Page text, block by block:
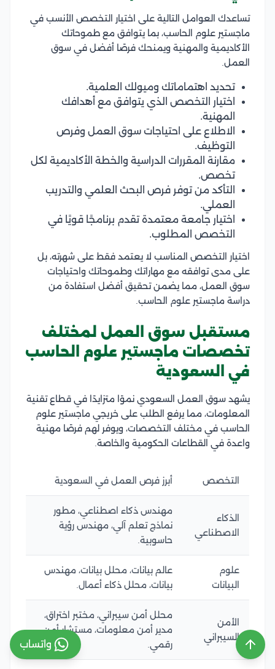
تساعدك العوامل التالية على اختيار التخصص الأنسب في
ماجستير علوم الحاسب، بما يتوافق مع طموحاتك
الأكاديمية والمهنية ويمنحك فرصًا أفضل في سوق
العمل.
تحديد اهتماماتك وميولك العلمية.
اختيار التخصص الذي يتوافق مع أهدافك
المهنية.
الاطلاع على احتياجات سوق العمل وفرص
التوظيف.
مقارنة المقررات الدراسية والخطة الأكاديمية لكل
تخصص.
التأكد من توفر فرص البحث العلمي والتدريب
العملي.
اختيار جامعة معتمدة تقدم برنامجًا قويًا في
التخصص المطلوب.
اختيار التخصص المناسب لا يعتمد فقط على شهرته، بل
على مدى توافقه مع مهاراتك وطموحاتك واحتياجات
سوق العمل، مما يضمن تحقيق أفضل استفادة من
دراسة ماجستير علوم الحاسب.
مستقبل سوق العمل لمختلف
تخصصات ماجستير علوم الحاسب
في السعودية
يشهد سوق العمل السعودي نموًا متزايدًا في قطاع تقنية
المعلومات، مما يرفع الطلب على خريجي ماجستير علوم
الحاسب في مختلف التخصصات، ويوفر لهم فرصًا مهنية
واعدة في القطاعات الحكومية والخاصة.
التخصص أبرز فرص العمل في السعودية
الذكاء
الاصطناعي
مهندس ذكاء اصطناعي، مطور
نماذج تعلم آلي، مهندس رؤية
حاسوبية.
علوم
البيانات
عالم بيانات، محلل بيانات، مهندس
بيانات، محلل ذكاء أعمال.
الأمن
السيبراني
محلل أمن سيبراني، مختبر اختراق،
مدير أمن معلومات، مستشار أمن
رقمي.
واتساب